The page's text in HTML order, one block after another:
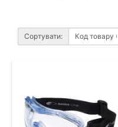
Сортувати: